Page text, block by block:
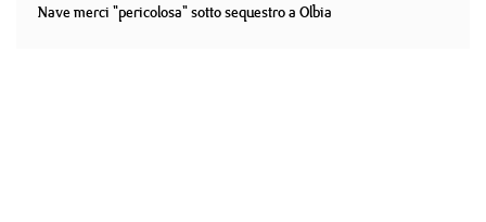
Nave merci "pericolosa" sotto sequestro a Olbia